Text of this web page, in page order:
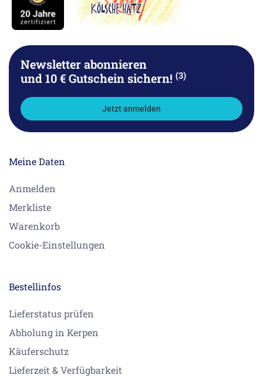
Newsletter abonnieren
und 10 € Gutschein sichern! (3)
Jetzt anmelden
Meine Daten
Anmelden
Merkliste
Warenkorb
Cookie-Einstellungen
Bestellinfos
Lieferstatus prüfen
Abholung in Kerpen
Käuferschutz
Lieferzeit & Verfügbarkeit